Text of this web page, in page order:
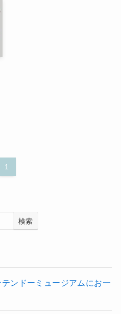
1
検索
テンドーミュージアムにお一